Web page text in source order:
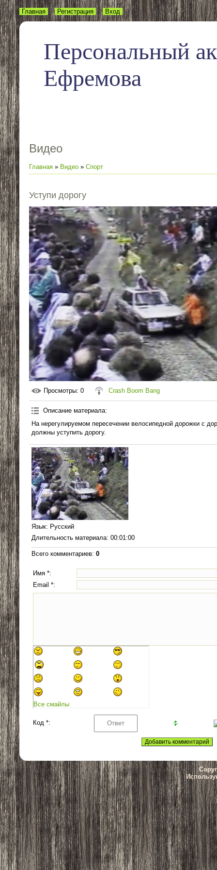
Персональный
Ефремова
Главная Регистрация Вход
Видео
Главная » Видео » Спорт
Уступи дорогу
Просмотры: 0 Crash Boom Bang
Описание материала:
На нерегулируемом пересечении велосипедной дорожки с
должны уступить дорогу.
Язык: Русский
Длительность материала: 00:01:00
Всего комментариев: 0
Имя *:
Email *:
Все смайлы
Код *: